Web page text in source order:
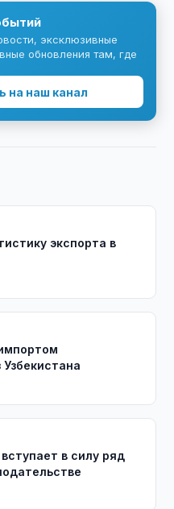
эксклюзивные
обновления там, где
на наш канал
экспорта в
в силу ряд